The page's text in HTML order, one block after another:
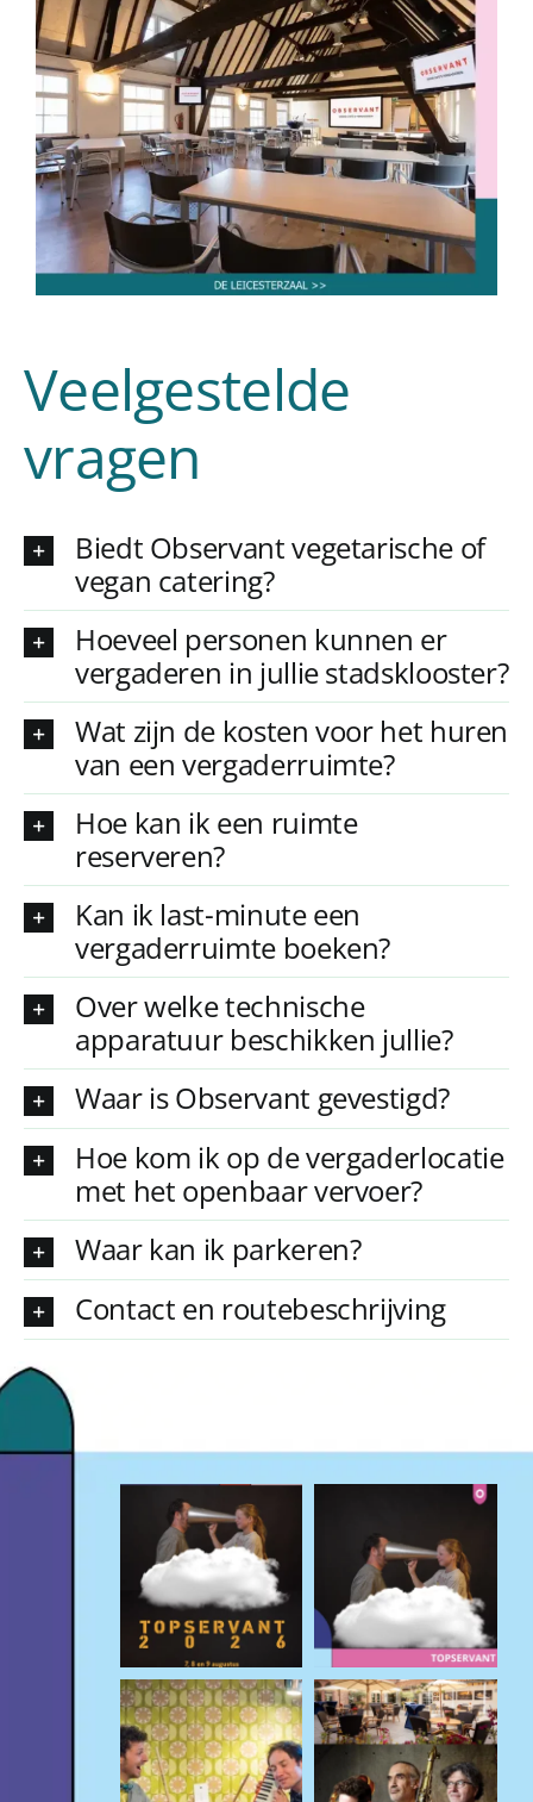
De Leicesterzaal
tot 30 personen tot 50 personen tot 60 personen
tot 80 personen van 80-250 personen
Veelgestelde
vragen
Biedt Observant vegetarische of
vegan catering?
Hoeveel personen kunnen er
vergaderen in jullie stadsklooster?
Wat zijn de kosten voor het huren
van een vergaderruimte?
Hoe kan ik een ruimte
reserveren?
Kan ik last-minute een
vergaderruimte boeken?
Over welke technische
apparatuur beschikken jullie?
Waar is Observant gevestigd?
Hoe kom ik op de vergaderlocatie
met het openbaar vervoer?
Waar kan ik parkeren?
Contact en routebeschrijving